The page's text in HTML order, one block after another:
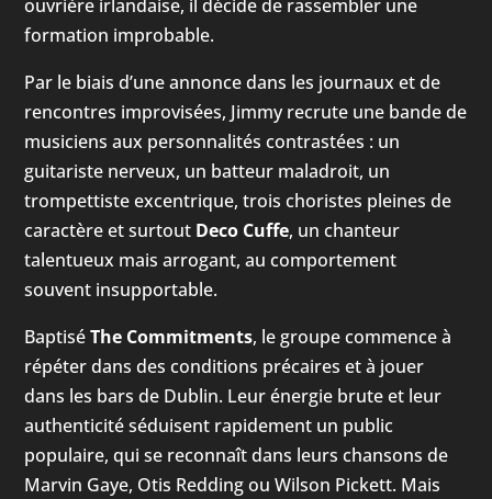
ouvrière irlandaise, il décide de rassembler une
formation improbable.
Par le biais d’une annonce dans les journaux et de
rencontres improvisées, Jimmy recrute une bande de
musiciens aux personnalités contrastées : un
guitariste nerveux, un batteur maladroit, un
trompettiste excentrique, trois choristes pleines de
caractère et surtout Deco Cuffe, un chanteur
talentueux mais arrogant, au comportement
souvent insupportable.
BaptiséThe Commitments, le groupe commence à
répéter dans des conditions précaires et à jouer
dans les bars de Dublin. Leur énergie brute et leur
authenticité séduisent rapidement un public
populaire, qui se reconnaît dans leurs chansons de
Marvin Gaye, Otis Redding ou Wilson Pickett. Mais